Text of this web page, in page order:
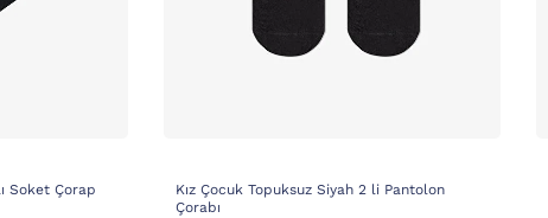
Soket Çorap
Kız Çocuk Topuksuz Siyah 2 li Pantolon
Çorabı